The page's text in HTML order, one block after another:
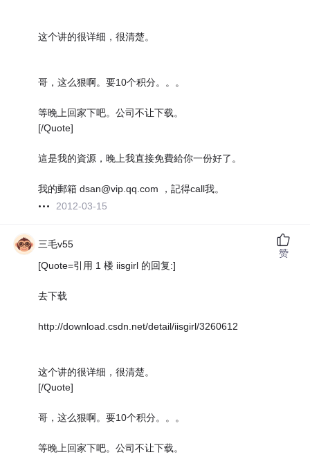
这个讲的很详细，很清楚。
哥，这么狠啊。要10个积分。。。
等晚上回家下吧。公司不让下载。
[/Quote]
這是我的資源，晚上我直接免費給你一份好了。
我的郵箱 dsan@vip.qq.com ，記得call我。
2012-03-15
三毛v55
[Quote=引用 1 楼 iisgirl 的回复:]
去下载
http://download.csdn.net/detail/iisgirl/3260612
这个讲的很详细，很清楚。
[/Quote]
哥，这么狠啊。要10个积分。。。
等晚上回家下吧。公司不让下载。
赞